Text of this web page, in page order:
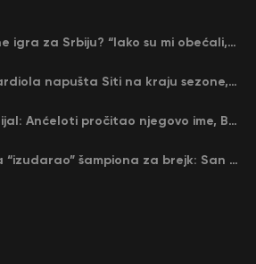
Zašto Rade Krunić ne igra za Srbiju? “Iako su mi obećali, niko me nije zvao…”
Kraj jedne ere – Gvardiola napušta Siti na kraju sezone, menja ga njegov nekadašnji rival
Nejmar ide na Mundijal: Anćeloti pročitao njegovo ime, Brazil u delirijumu (VIDEO)
Strašni Vembanjama “izudarao” šampiona za brejk: San Antonio poveo protiv Oklahome